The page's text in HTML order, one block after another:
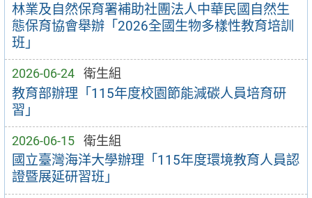
林業及自然保育署補助社團法人中華民國自然生
態保育協會舉辦「2026全國生物多樣性教育培訓
班」
2026-06-24 衛生組
教育部辦理「115年度校園節能減碳人員培育研
習」
2026-06-15 衛生組
國立臺灣海洋大學辦理「115年度環境教育人員認
證暨展延研習班」